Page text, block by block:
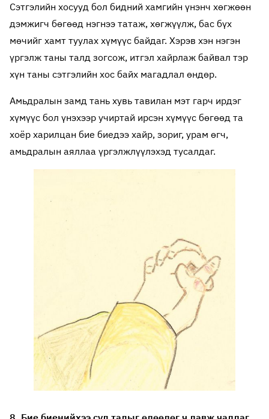
Сэтгэлийн хосууд бол бидний хамгийн үнэнч хөгжөөн
дэмжигч бөгөөд нэгнээ татаж, хөгжүүлж, бас бүх
мөчийг хамт туулах хүмүүс байдаг. Хэрэв хэн нэгэн
үргэлж таны талд зогсож, итгэл хайрлаж байвал тэр
хүн таны сэтгэлийн хос байх магадлал өндөр.
Амьдралын замд тань хувь тавилан мэт гарч ирдэг
хүмүүс бол үнэхээр учиртай ирсэн хүмүүс бөгөөд та
хоёр харилцан бие биедээ хайр, зориг, урам өгч,
амьдралын аяллаа үргэлжлүүлэхэд тусалдаг.